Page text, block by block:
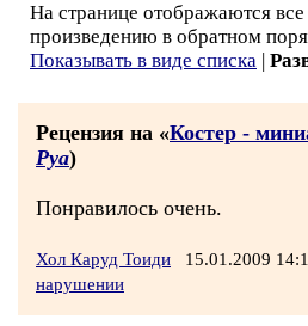
На странице отображаются
произведению в обратном
Показывать в виде списка |
Рецензия на «Костер -
Руа)
Понравилось очень.
Хол Каруд Тоиди 15.01.2009
нарушении